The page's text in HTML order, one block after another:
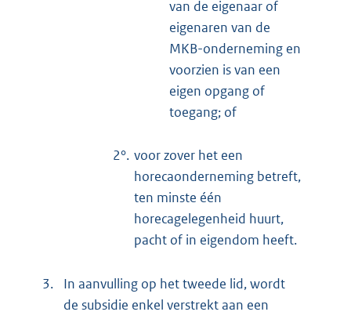
van de eigenaar of
eigenaren van de
MKB-onderneming en
voorzien is van een
eigen opgang of
toegang; of
2°. voor zover het een
horecaonderneming betreft,
ten minste één
horecagelegenheid huurt,
pacht of in eigendom heeft.
3.
In aanvulling op het tweede lid, wordt
de subsidie enkel verstrekt aan een